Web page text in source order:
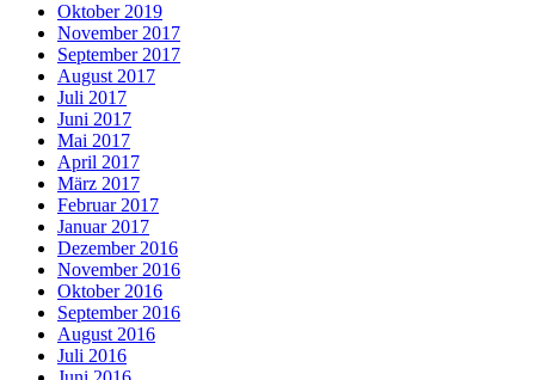
Oktober 2019
November 2017
September 2017
August 2017
Juli 2017
Juni 2017
Mai 2017
April 2017
März 2017
Februar 2017
Januar 2017
Dezember 2016
November 2016
Oktober 2016
September 2016
August 2016
Juli 2016